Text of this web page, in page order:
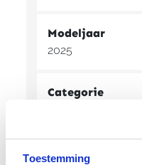
Toestemming
Modeljaar
2025
Categorie